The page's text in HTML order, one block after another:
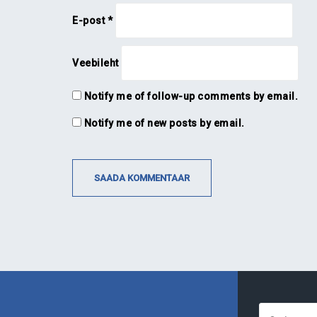
E-post*
Veebileht
Notify me of follow-up comments by email.
Notify me of new posts by email.